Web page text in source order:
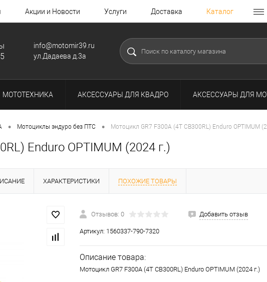
Акции и Новости Услуги Доставка Каталог
info@motomir39.ru
ул.Дадаева д.3а
МОТОТЕХНИКА АКСЕССУАРЫ ДЛЯ КВАДРО АКСЕССУАРЫ ДЛЯ
• Мотоциклы эндуро без ПТС • Мотоцикл GR7 F300A (4T CB300RL) Enduro OPTIMUM
Enduro OPTIMUM (2024 г.)
ХАРАКТЕРИСТИКИ ПОХОЖИЕ ТОВАРЫ
Отзывов: 0 Добавить отзыв
Артикул: 1560337-790-7320
Описание товара:
Мотоцикл GR7 F300A (4T CB300RL) Enduro OPTIMUM (2024 г.)